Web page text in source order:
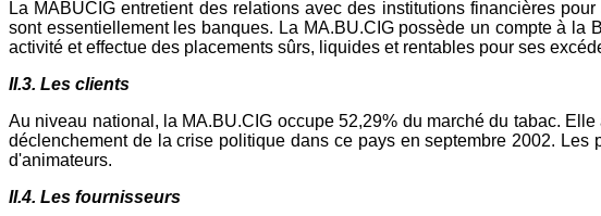
La MABUCIG entretient des relations avec des institutions financières
sont essentiellement les banques. La MA.BU.CIG possède un compte à
activité et effectue des placements sûrs, liquides et rentables pour ses
II.3. Les clients
Au niveau national, la MA.BU.CIG occupe 52,29% du marché du tabac.
déclenchement de la crise politique dans ce pays en septembre 2002.
d'animateurs.
II.4. Les fournisseurs